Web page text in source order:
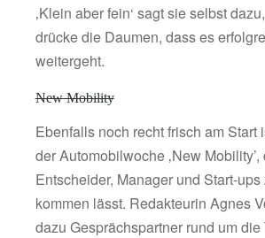
‚Klein aber fein‘ sagt sie selbst
drücke die Daumen, dass es
weitergeht.
New Mobility
Ebenfalls noch recht frisch am Start
der Automobilwoche ‚New Mobility’,
Entscheider, Manager und Start-ups
kommen lässt. Redakteurin Agnes
dazu Gesprächspartner rund um die